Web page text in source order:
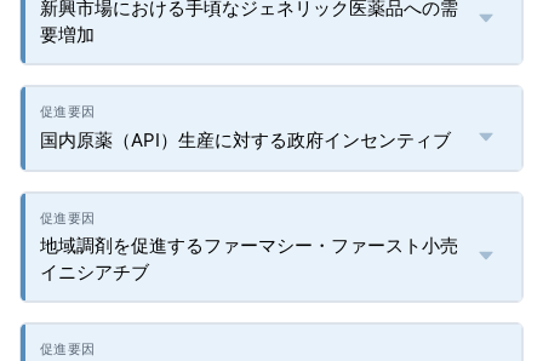
新興市場における手頃なジェネリック医薬品への需
要増加
国内原薬（API）生産に対する政府インセンティブ
地域調剤を促進するファーマシー・ファースト小売
イニシアチブ